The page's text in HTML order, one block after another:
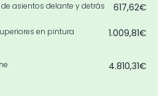
asientos delante y detrás 617,62€
en pintura
1.009,81€
4.810,31€